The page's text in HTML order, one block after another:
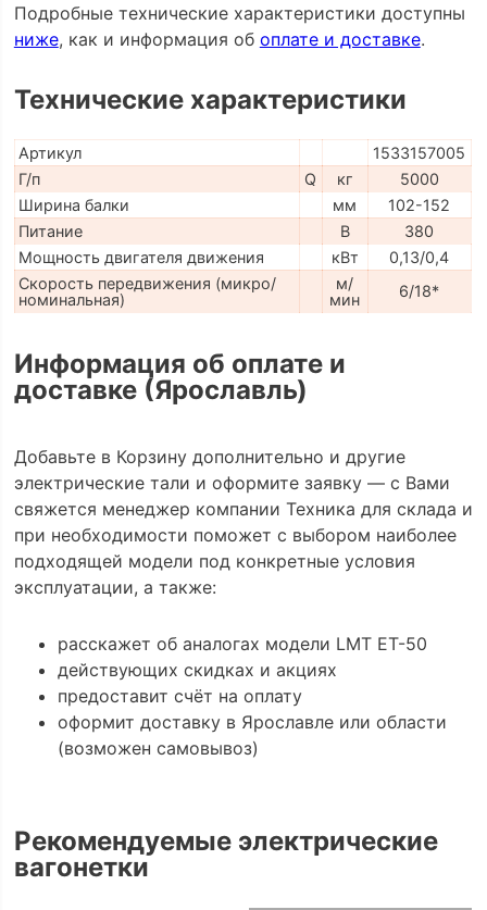
Подробные технические характеристики доступны
ниже, как и информация об оплате и доставке.
Технические характеристики
Артикул
1533157005
Г/п
Q кг
5000
Ширина балки
мм
102-152
Питание
В
380
Мощность двигателя движения
кВт
0,13/0,4
Скорость передвижения (микро/
номинальная)
м/
мин
6/18*
Информация об оплате и
доставке (Ярославль)
Добавьте в Корзину дополнительно и другие
электрические тали и оформите заявку — с Вами
свяжется менеджер компании Техника для склада и
при необходимости поможет с выбором наиболее
подходящей модели под конкретные условия
эксплуатации, а также:
расскажет об аналогах модели LMT ET-50
действующих скидках и акциях
предоставит счёт на оплату
оформит доставку в Ярославле или области
(возможен самовывоз)
Рекомендуемые электрические
вагонетки